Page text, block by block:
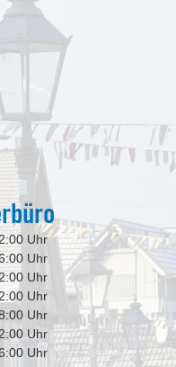
Uhr
Uhr
Uhr
Uhr
Uhr
Uhr
Uhr